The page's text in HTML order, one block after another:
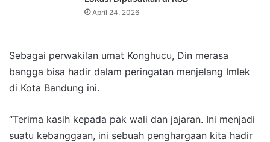
April 24, 2026
Sebagai perwakilan umat Konghucu, Din merasa
bangga bisa hadir dalam peringatan menjelang Imlek
di Kota Bandung ini.
“Terima kasih kepada pak wali dan jajaran. Ini menjadi
suatu kebanggaan, ini sebuah penghargaan kita hadir